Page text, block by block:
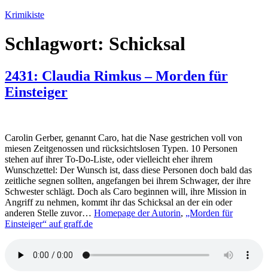
Zum
springen
Krimikiste
Schlagwort: Schicksal
2431: Claudia Rimkus – Morden für
Einsteiger
Carolin Gerber, genannt Caro, hat die Nase gestrichen voll von
miesen Zeitgenossen und rücksichtslosen Typen. 10 Personen
stehen auf ihrer To-Do-Liste, oder vielleicht eher ihrem
Wunschzettel: Der Wunsch ist, dass diese Personen doch bald das
zeitliche segnen sollten, angefangen bei ihrem Schwager, der ihre
Schwester schlägt. Doch als Caro beginnen will, ihre Mission in
Angriff zu nehmen, kommt ihr das Schicksal an der ein oder
anderen Stelle zuvor… Homepage der Autorin, „Morden für
Einsteiger“ auf graff.de